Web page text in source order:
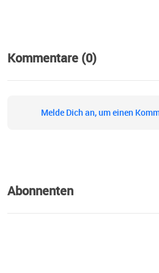
Kommentare (0)
Melde Dich an, um einen
Abonnenten